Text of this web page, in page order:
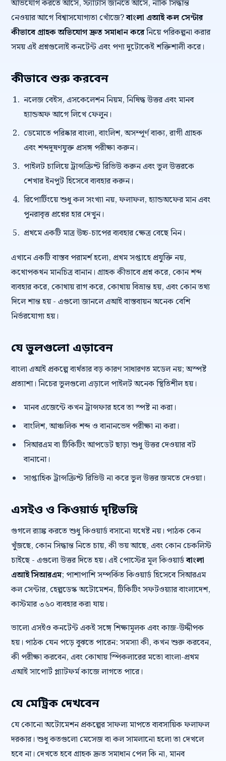
অভিযোগ করতে আসে, স্ট্যাটাস জানতে আসে, নাকি সিদ্ধান্ত
নেওয়ার আগে বিশ্বাসযোগ্যতা খোঁজে?বাংলা এআই কল সেন্টার
কীভাবে গ্রাহক অভিযোগ দ্রুত সমাধান করেনিয়ে পরিকল্পনা করার
সময় এই প্রশ্নগুলোই কনটেন্ট এবং পণ্য দুটোকেই শক্তিশালী করে।
কীভাবে শুরু করবেন
নলেজ বেইস, এসকেলেশন নিয়ম, নিষিদ্ধ উত্তর এবং মানব
হ্যান্ডঅফ আগে লিখে ফেলুন।
ডেমোতে পরিষ্কার বাংলা, বাংলিশ, অসম্পূর্ণ বাক্য, রাগী গ্রাহক
এবং শব্দদূষণযুক্ত প্রসঙ্গ পরীক্ষা করুন।
পাইলট চালিয়ে ট্রান্সক্রিপ্ট রিভিউ করুন এবং ভুল উত্তরকে
শেখার ইনপুট হিসেবে ব্যবহার করুন।
রিপোর্টিংয়ে শুধু কল সংখ্যা নয়, ফলাফল, হ্যান্ডঅফের মান এবং
পুনরাবৃত্ত প্রশ্নের হার দেখুন।
প্রথমে একটি মাত্র উচ্চ-চাপের ব্যবহার ক্ষেত্র বেছে নিন।
এখানে একটি বাস্তব পরামর্শ হলো, প্রথম সপ্তাহে প্রযুক্তি নয়,
কথোপকথন মানচিত্র বানান। গ্রাহক কীভাবে প্রশ্ন করে, কোন শব্দ
ব্যবহার করে, কোথায় রাগ করে, কোথায় বিভ্রান্ত হয়, এবং কোন তথ্য
দিলে শান্ত হয় - এগুলো জানলে এআই বাস্তবায়ন অনেক বেশি
নির্ভরযোগ্য হয়।
যে ভুলগুলো এড়াবেন
বাংলা এআই প্রকল্পে ব্যর্থতার বড় কারণ সাধারণত মডেল নয়; অস্পষ্ট
প্রত্যাশা। নিচের ভুলগুলো এড়ালে পাইলট অনেক স্থিতিশীল হয়।
মানব এজেন্টে কখন ট্রান্সফার হবে তা স্পষ্ট না করা।
বাংলিশ, আঞ্চলিক শব্দ ও বানানভেদ পরীক্ষা না করা।
সিআরএম বা টিকিটিং আপডেট ছাড়া শুধু উত্তর দেওয়ার বট
বানানো।
সাপ্তাহিক ট্রান্সক্রিপ্ট রিভিউ না করে ভুল উত্তর জমতে দেওয়া।
এসইও ও কিওয়ার্ড দৃষ্টিভঙ্গি
গুগলে র‍্যাঙ্ক করতে শুধু কিওয়ার্ড বসানো যথেষ্ট নয়। পাঠক কেন
খুঁজছে, কোন সিদ্ধান্ত নিতে চায়, কী ভয় আছে, এবং কোন চেকলিস্ট
চাইছে - এগুলো উত্তর দিতে হয়। এই পোস্টের মূল কিওয়ার্ডবাংলা
এআই সিআরএম; পাশাপাশি সম্পর্কিত কিওয়ার্ড হিসেবে সিআরএম
কল সেন্টার, হেল্পডেস্ক অটোমেশন, টিকিটিং সফটওয়্যার বাংলাদেশ,
কাস্টমার ৩৬০ ব্যবহার করা যায়।
ভালো এসইও কনটেন্ট একই সঙ্গে শিক্ষামূলক এবং কাজ-উদ্দীপক
হয়। পাঠক যেন পড়ে বুঝতে পারেন: সমস্যা কী, কখন শুরু করবেন,
কী পরীক্ষা করবেন, এবং কোথায় স্পিকলারের মতো বাংলা-প্রথম
এআই সাপোর্ট প্ল্যাটফর্ম কাজে লাগতে পারে।
যে মেট্রিক দেখবেন
যে কোনো অটোমেশন প্রকল্পের সাফল্য মাপতে ব্যবসায়িক ফলাফল
দরকার। শুধু কতগুলো মেসেজ বা কল সামলানো হলো তা দেখলে
হবে না। দেখতে হবে গ্রাহক দ্রুত সমাধান পেল কি না, মানব